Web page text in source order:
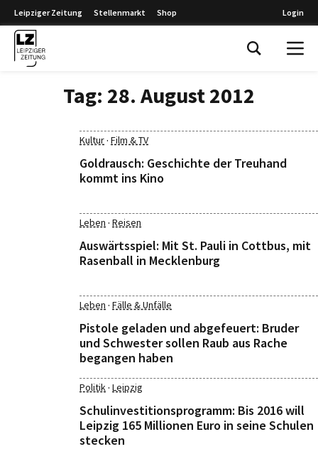
Leipziger Zeitung Stellenmarkt Shop Login
Tag: 28. August 2012
Kultur· Film & TV
Goldrausch: Geschichte der Treuhand
kommt ins Kino
Leben · Reisen
Auswärtsspiel: Mit St. Pauli in Cottbus, mit
Rasenball in Mecklenburg
Leben · Fälle & Unfälle
Pistole geladen und abgefeuert: Bruder
und Schwester sollen Raub aus Rache
begangen haben
Politik· Leipzig
Schulinvestitionsprogramm: Bis 2016 will
Leipzig 165 Millionen Euro in seine Schulen
stecken